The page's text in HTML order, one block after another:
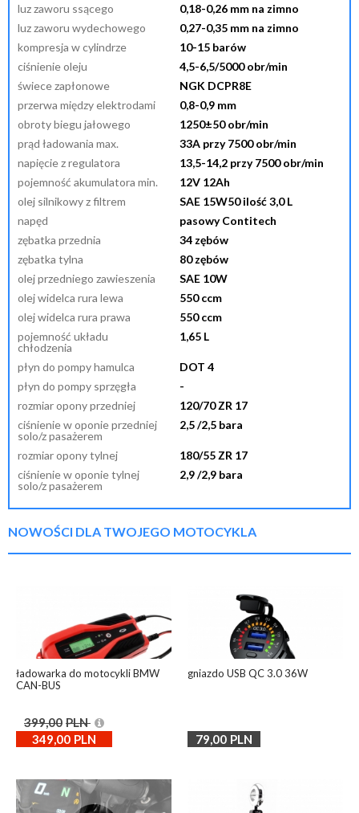
luz zaworu ssącego
0,18-0,26 mm na zimno
luz zaworu wydechowego
0,27-0,35 mm na zimno
kompresja w cylindrze
10-15 barów
ciśnienie oleju
4,5-6,5/5000 obr/min
świece zapłonowe
NGK DCPR8E
przerwa między elektrodami
0,8-0,9 mm
obroty biegu jałowego
1250±50 obr/min
prąd ładowania max.
33A przy 7500 obr/min
napięcie z regulatora
13,5-14,2 przy 7500 obr/min
pojemność akumulatora min.
12V 12Ah
olej silnikowy z filtrem
SAE 15W50 ilość 3,0 L
napęd
pasowy Contitech
zębatka przednia
34 zębów
zębatka tylna
80 zębów
olej przedniego zawieszenia
SAE 10W
olej widelca rura lewa
550 ccm
olej widelca rura prawa
550 ccm
pojemność układu
chłodzenia
1,65 L
płyn do pompy hamulca
DOT 4
płyn do pompy sprzęgła
-
rozmiar opony przedniej
120/70 ZR 17
ciśnienie w oponie przedniej
solo/z pasażerem
2,5 /2,5 bara
rozmiar opony tylnej
180/55 ZR 17
ciśnienie w oponie tylnej
solo/z pasażerem
2,9 /2,9 bara
NOWOŚCI DLA TWOJEGO MOTOCYKLA
ładowarka do motocykli BMW
CAN-BUS
399,00 PLN
349,00 PLN
gniazdo USB QC 3.0 36W
79,00 PLN